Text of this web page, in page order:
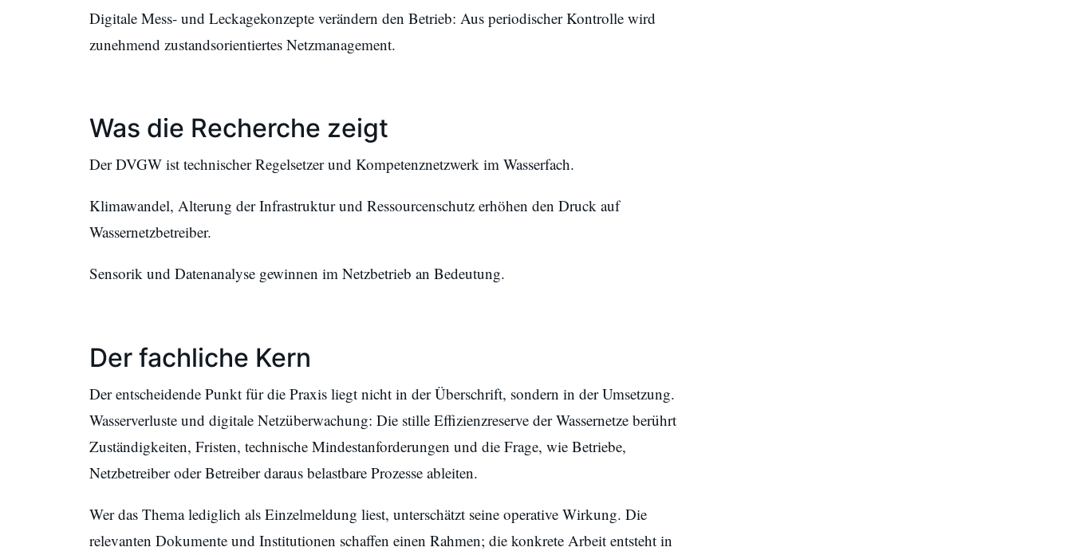
Digitale Mess- und Leckagekonzepte verändern den Betrieb: Aus periodischer Kontrolle wird
zunehmend zustandsorientiertes Netzmanagement.
Was die Recherche zeigt
Der DVGW ist technischer Regelsetzer und Kompetenznetzwerk im Wasserfach.
Klimawandel, Alterung der Infrastruktur und Ressourcenschutz erhöhen den Druck auf
Wassernetzbetreiber.
Sensorik und Datenanalyse gewinnen im Netzbetrieb an Bedeutung.
Der fachliche Kern
Der entscheidende Punkt für die Praxis liegt nicht in der Überschrift, sondern in der Umsetzung.
Wasserverluste und digitale Netzüberwachung: Die stille Effizienzreserve der Wassernetze berührt
Zuständigkeiten, Fristen, technische Mindestanforderungen und die Frage, wie Betriebe,
Netzbetreiber oder Betreiber daraus belastbare Prozesse ableiten.
Wer das Thema lediglich als Einzelmeldung liest, unterschätzt seine operative Wirkung. Die
relevanten Dokumente und Institutionen schaffen einen Rahmen; die konkrete Arbeit entsteht in